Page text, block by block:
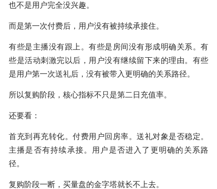
也不是用户完全没兴趣。
而是第一次付费后，用户没有被持续承接住。
有些是主播没有跟上。有些是房间没有形成明确关系。有
些是活动刺激完以后，用户没有继续留下来的理由。有些
是用户第一次送礼后，没有被带入更明确的关系路径。
所以复购阶段，核心指标不只是第二日充值率。
还要看：
首充到再充转化。付费用户回房率。送礼对象是否稳定。
主播是否有持续承接。用户是否进入了更明确的关系路
径。
复购阶段一断，买量盘的金字塔就长不上去。